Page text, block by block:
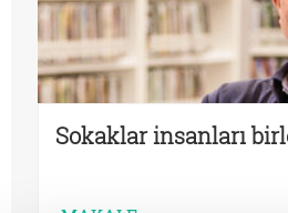
Sokaklar insanları